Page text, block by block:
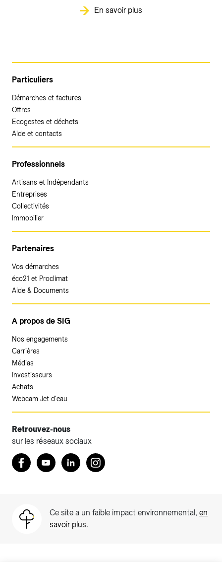
En savoir plus
Particuliers
Démarches et factures
Offres
Ecogestes et déchets
Aide et contacts
Professionnels
Artisans et Indépendants
Entreprises
Collectivités
Immobilier
Partenaires
Vos démarches
éco21 et Proclimat
Aide & Documents
A propos de SIG
Nos engagements
Carrières
Médias
Investisseurs
Achats
Webcam Jet d'eau
Retrouvez-nous
sur les réseaux sociaux
Retrouvez nous sur Facebook
YoutubeLinkedInInstagram
Ce site a un faible impact environnemental, en
savoir plus.
Accéder à votre espace client SIG.
Votre espace client SIG n'est pas optimisé pour une
Particuliers)